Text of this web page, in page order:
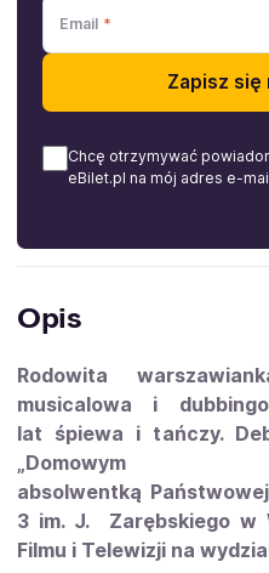
Email
Zapisz się
Chcę otrzymywać
eBilet.pl na mój adres e-
Opis
Rodowita
musicalowa i
lat śpiewa i tańczy.
„Domowym
absolwentką
3 im. J. Zarębskiego w
Filmu i Telewizji na